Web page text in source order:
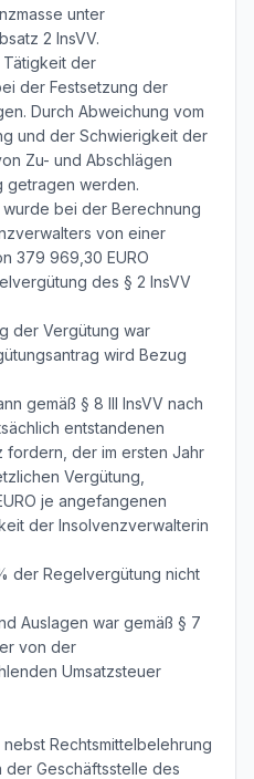
unter
2 InsVV.
Tätigkeit der
der Festsetzung der
Durch Abweichung vom
und der Schwierigkeit der
Zu- und Abschlägen
getragen werden.
bei der Berechnung
von einer
379 969,30 EURO
des § 2 InsVV
der Vergütung war
wird Bezug
gemäß § 8 III InsVV nach
entstandenen
fordern, der im ersten Jahr
Vergütung,
je angefangenen
der Insolvenzverwalterin
der Regelvergütung nicht
Auslagen war gemäß § 7
von der
Umsatzsteuer
Rechtsmittelbelehrung
Geschäftsstelle des